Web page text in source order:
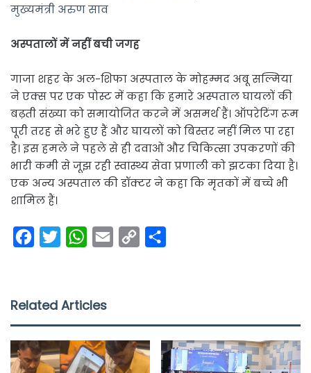
मुख्यमंत्री अरुण साव
अस्पतालों में नहीं बची जगह
गाजा शहर के अल-शिफा अस्पताल के मोहम्मद अबू सल्मिया
ने एक्स पर एक पोस्ट में कहा कि हमारे अस्पताल घायलों की
बढ़ती संख्या को समायोजित करने में असमर्थ हैं। ऑपरेटिंग रूम
पूरी तरह से भरे हुए हैं और घायलों को बिस्तर नहीं मिल पा रहा
है। इस हमले ने पहले से ही दवाओं और चिकित्सा उपकरणों की
भारी कमी से जूझ रही स्वास्थ्य सेवा प्रणाली को झटका दिया है।
एक अन्य अस्पताल की डॉक्टर ने कहा कि मृतकों में बच्चे भी
शामिल हैं।
e
o
o
t
e
r
W
t
A
p
i
n
Related Articles